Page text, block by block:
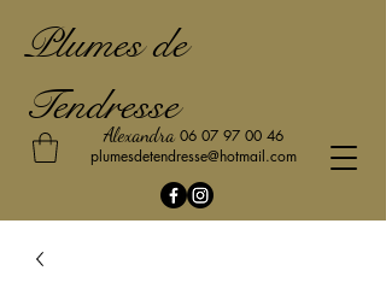
Alexandra 06 07 97 00 46
plumesdetendresse@hotmail.com
Plumes de
Tendresse